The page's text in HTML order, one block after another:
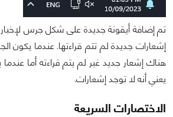
تم إضافة أيقونة جديدة على شكل جرس
إشعارات جديدة لم تتم قراءتها. عندما يكون
هناك إشعار جديد غير لم يتم قراءته أما
يعني أنه لا توجد إشعارات.
الاختصارات السريعة